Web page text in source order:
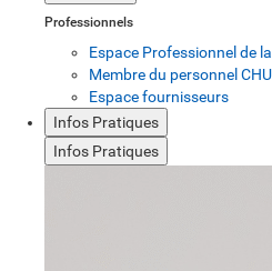
Professionnels
Espace Professionnel de
Membre du personnel
Espace fournisseurs
Infos Pratiques
Infos Pratiques